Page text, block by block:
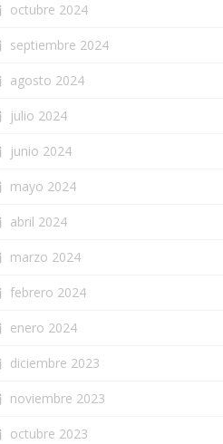
octubre 2024
septiembre 2024
agosto 2024
julio 2024
junio 2024
mayo 2024
abril 2024
marzo 2024
febrero 2024
enero 2024
diciembre 2023
noviembre 2023
octubre 2023